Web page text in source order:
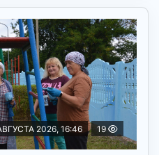
2026, 16:46 19